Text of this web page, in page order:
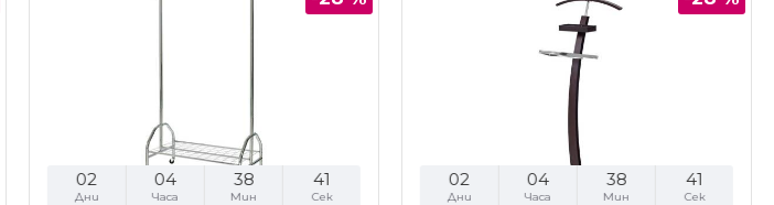
02
Дни
04
Часа
38
Мин
40
Сек
02
Дни
04
Часа
38
Мин
40
Сек